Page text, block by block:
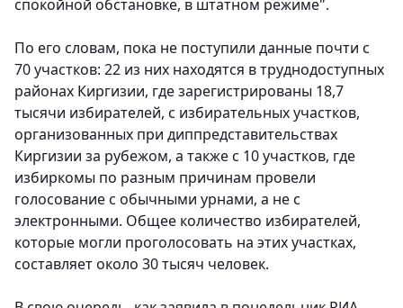
спокойной обстановке, в штатном режиме".
По его словам, пока не поступили данные почти с
70 участков: 22 из них находятся в труднодоступных
районах Киргизии, где зарегистрированы 18,7
тысячи избирателей, с избирательных участков,
организованных при диппредставительствах
Киргизии за рубежом, а также с 10 участков, где
избиркомы по разным причинам провели
голосование с обычными урнами, а не с
электронными. Общее количество избирателей,
которые могли проголосовать на этих участках,
составляет около 30 тысяч человек.